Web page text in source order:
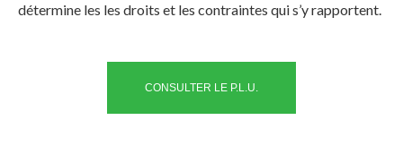
détermine les les droits et les contraintes qui s’y rapportent.
CONSULTER LE P.L.U.